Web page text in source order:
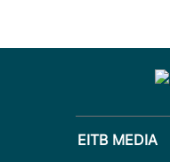
EITB MEDIA